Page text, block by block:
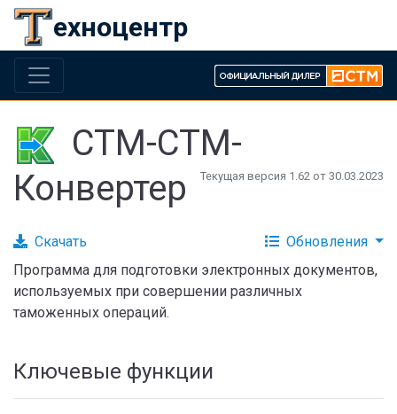
ехноцентр
СТМ-СТМ-
Конвертер
Текущая версия 1.62 от 30.03.2023
Скачать
Обновления
Программа для подготовки электронных документов,
используемых при совершении различных
таможенных операций.
Ключевые функции